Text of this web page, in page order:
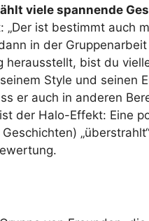
viele spannende
„Der ist bestimmt auch
in der
herausstellt, bist du
Style und seinen
er auch in anderen
der Halo-Effekt: Eine